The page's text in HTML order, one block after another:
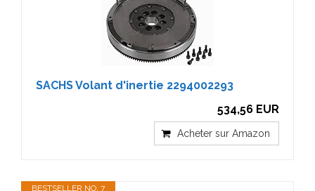
SACHS Volant d'inertie 2294002293
534,56 EUR
Acheter sur Amazon
BESTSELLER NO. 7